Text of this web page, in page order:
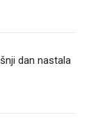
dan nastala